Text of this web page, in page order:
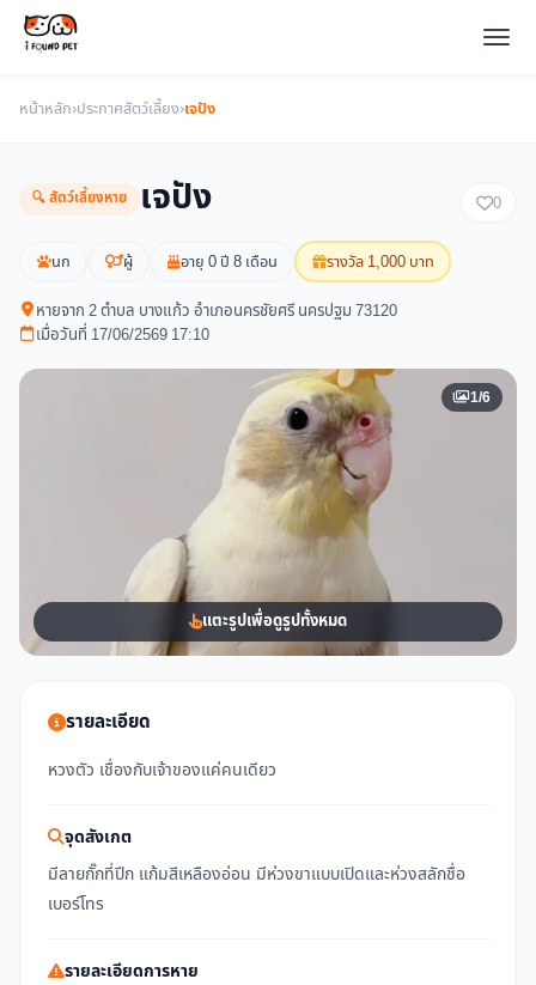
หน้าหลัก›ประกาศสัตว์เลี้ยง›เจปัง
🔍 สัตว์เลี้ยงหาย เจปัง 0
นก ผู้ อายุ 0 ปี 8 เดือน รางวัล 1,000 บาท
หายจาก 2 ตำบล บางแก้ว อำเภอนครชัยศรี นครปฐม 73120
เมื่อวันที่ 17/06/2569 17:10
1/6
แตะรูปเพื่อดูรูปทั้งหมด
รายละเอียด
หวงตัว เชื่องกับเจ้าของแค่คนเดียว
จุดสังเกต
มีลายกั๊กที่ปีก แก้มสีเหลืองอ่อน มีห่วงขาแบบเปิดและห่วงสลักชื่อ
เบอร์โทร
รายละเอียดการหาย